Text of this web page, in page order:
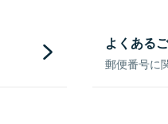
よくある
郵便番号に